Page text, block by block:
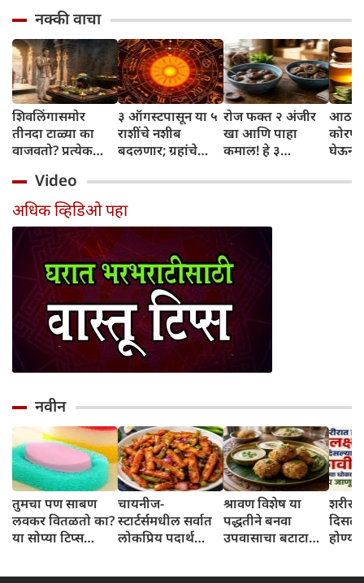
नक्की वाचा
शिवलिंगासमोर
तीनदा टाळ्या का
वाजवतो? प्रत्येक
जाणून घ्या
३ ऑगस्टपासून या ५
राशींचे नशीब
बदलणार; ग्रहांचे
संपतील आणि शुभ
दिवसांची सुरुवात
होईल
रोज फक्त २ अंजीर
खा आणि पाहा
कमाल! हे ३
तुम्हाला ठाऊक
घेऊन
Video
अधिक व्हिडिओ पहा
नवीन
तुमचा पण साबण
लवकर वितळतो का?
या सोप्या टिप्स
चायनीज-
स्टार्टर्समधील सर्वात
लोकप्रिय पदार्थ
श्रावण विशेष या
पद्धतीने बनवा
उपवासाचा बटाटा